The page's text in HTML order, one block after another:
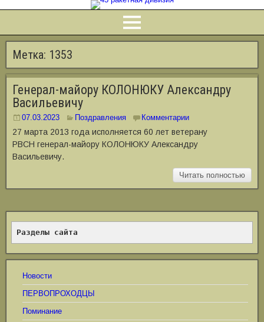
Метка: 1353
Генерал-майору КОЛОНЮКУ Александру
Васильевичу
07.03.2023 Поздравления Комментарии
27 марта 2013 года исполняется 60 лет ветерану
РВСН генерал-майору КОЛОНЮКУ Александру
Васильевичу.
Читать полностью
Разделы сайта
Новости
ПЕРВОПРОХОДЦЫ
Поминание